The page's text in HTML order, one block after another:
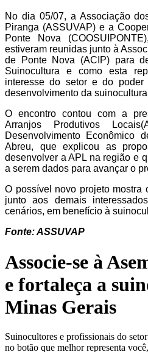
No dia 05/07, a Associação
Piranga (ASSUVAP) e a
Ponte Nova
estiveram reunidas junto à
de Ponte Nova (ACIP) para
Suinocultura e como esta
interesse do setor e do
desenvolvimento da
O encontro contou com a
Arranjos Produtivos
Desenvolvimento Econômico
Abreu, que explicou as
desenvolver a APL na região e
a serem dados para avançar o
O possível novo projeto mostra
junto aos demais
cenários, em benefício à
Fonte: ASSUVAP
Associe-se à
e fortaleça a
Minas Gerais
Suinocultores e profissionais do
no botão que melhor representa